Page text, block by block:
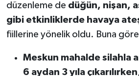
düzenleme de düğün, nişan,
gibi etkinliklerde havaya ateş
fiillerine yönelik oldu. Buna
Meskun mahalde silahla
6 aydan 3 yıla çıkarılırken